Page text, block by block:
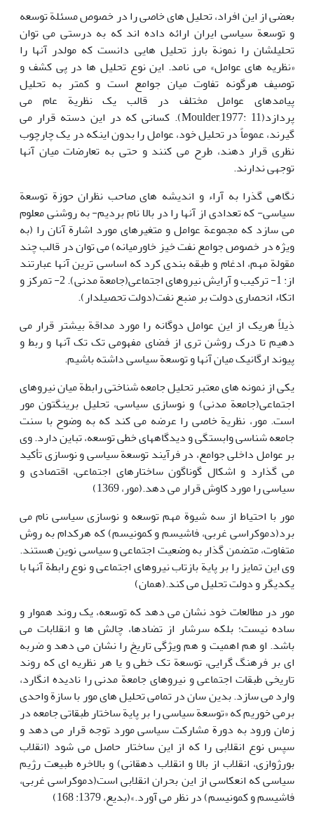
بعضی از این افراد، تحلیل های خاصی را در خصوص مسئلة توسعه
و توسعة سیاسی ایران ارائه داده اند که به درستی می توان
تحلیلشان را نمونة بارز تحلیل هایی دانست که مولدر آنها را
«نظریه های عوامل» می نامد. این نوع تحلیل ها در پی کشف و
توصیف هرگونه تفاوت میان جوامع است و کمتر به تحلیل
پیامدهای عوامل مختلف در قالب یک نظریة عام می
پردازد(Moulder,1977: 11). کسانی که در این دسته قرار می
گیرند، عموماً در تحلیل خود، عوامل را بدون اینکه در یک چارچوب
نظری قرار دهند، طرح می کنند و حتی به تعارضات میان آنها
توجهی ندارند.
نگاهی گذرا به آراء و اندیشه های صاحب نظران حوزة توسعة
سیاسی- که تعدادی از آنها را در بالا نام بردیم- به روشنی معلوم
می سازد که مجموعة عوامل و متغیرهای مورد اشارة آنان را (به
ویژه در خصوص جوامع نفت خیز خاورمیانه) می توان در قالب چند
مقولة مهم، ادغام و طبقه بندی کرد که اساسی ترین آنها عبارتند
از: 1- ترکیب و آرایش نیروهای اجتماعی(جامعة مدنی). 2- تمرکز و
اتکاء انحصاری دولت بر منبع نفت(دولت تحصیلدار).
ذیلاً هریک از این عوامل دوگانه را مورد مداقة بیشتر قرار می
دهیم تا درک روشن تری از فضای مفهومی تک تک آنها و ربط و
پیوند ارگانیک میان آنها و توسعة سیاسی داشته باشیم.
یکی از نمونه های معتبر تحلیل جامعه شناختی رابطة میان نیروهای
اجتماعی(جامعة مدنی) و نوسازی سیاسی، تحلیل برینگتون مور
است. مور، نظریة خاصی را عرضه می کند که به وضوح با سنت
جامعه شناسی وابستگی و دیدگاههای خطی توسعه، تباین دارد. وی
بر عوامل داخلی جوامع، در فرآیند توسعة سیاسی و نوسازی تأکید
می گذارد و اشکال گوناگون ساختارهای اجتماعی، اقتصادی و
سیاسی را مورد کاوش قرار می دهد.(مور، 1369)
مور با احتیاط از سه شیوة مهم توسعه و نوسازی سیاسی نام می
برد(دموکراسی غربی، فاشیسم و کمونیسم) که هرکدام به روش
متفاوت، متضمن گذار به وضعیت اجتماعی و سیاسی نوین هستند.
وی این تمایز را بر پایة بازتاب نیروهای اجتماعی و نوع رابطة آنها با
یکدیگر و دولت تحلیل می کند.(همان)
مور در مطالعات خود نشان می دهد که توسعه، یک روند هموار و
ساده نیست؛ بلکه سرشار از تضادها، چالش ها و انقلابات می
باشد. او هم اهمیت و هم ویژگی تاریخ را نشان می دهد و ضربه
ای بر فرهنگ گرایی، توسعة تک خطی و یا هر نظریه ای که روند
تاریخی طبقات اجتماعی و نیروهای جامعة مدنی را نادیده انگارد،
وارد می سازد. بدین سان در تمامی تحلیل های مور با سازة واحدی
برمی خوریم که «توسعة سیاسی را بر پایة ساختار طبقاتی جامعه در
زمان ورود به دورة مشارکت سیاسی مورد توجه قرار می دهد و
سپس نوع انقلابی را که از این ساختار حاصل می شود (انقلاب
بورژوازی، انقلاب از بالا و انقلاب دهقانی) و بالاخره طبیعت رژیم
سیاسی که انعکاسی از این بحران انقلابی است(دموکراسی غربی،
فاشیسم و کمونیسم) در نظر می آورد.»(بدیع، 1379: 168)